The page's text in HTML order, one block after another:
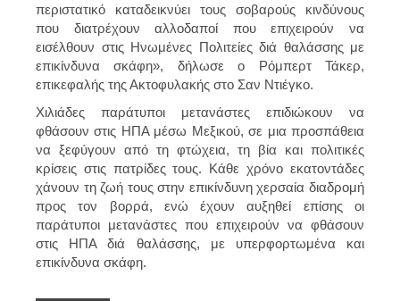
περιστατικό καταδεικνύει τους σοβαρούς κινδύνους
που διατρέχουν αλλοδαποί που επιχειρούν να
εισέλθουν στις Ηνωμένες Πολιτείες διά θαλάσσης με
επικίνδυνα σκάφη», δήλωσε ο Ρόμπερτ Τάκερ,
επικεφαλής της Ακτοφυλακής στο Σαν Ντιέγκο.
Χιλιάδες παράτυποι μετανάστες επιδιώκουν να
φθάσουν στις ΗΠΑ μέσω Μεξικού, σε μια προσπάθεια
να ξεφύγουν από τη φτώχεια, τη βία και πολιτικές
κρίσεις στις πατρίδες τους. Κάθε χρόνο εκατοντάδες
χάνουν τη ζωή τους στην επικίνδυνη χερσαία διαδρομή
προς τον βορρά, ενώ έχουν αυξηθεί επίσης οι
παράτυποι μετανάστες που επιχειρούν να φθάσουν
στις ΗΠΑ διά θαλάσσης, με υπερφορτωμένα και
επικίνδυνα σκάφη.